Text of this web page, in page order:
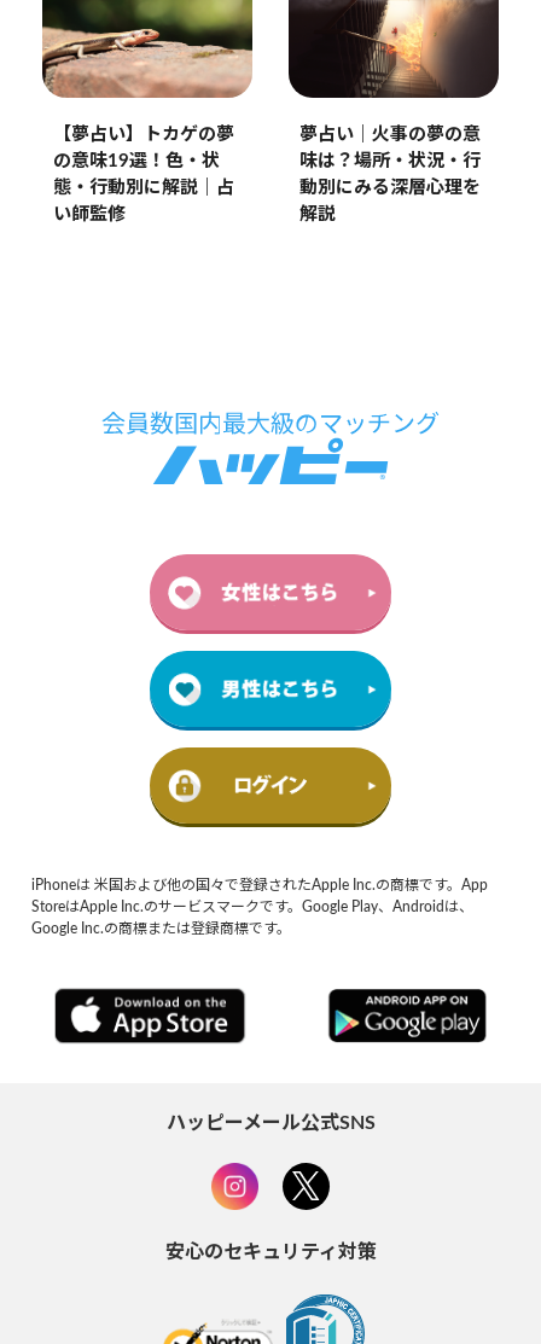
【夢占い】トカゲの夢
の意味19選！色・状
態・行動別に解説｜占
い師監修
夢占い｜火事の夢の意
味は？場所・状況・行
動別にみる深層心理を
解説
iPhoneは 米国および他の国々で登録されたApple Inc.の商標です。App
StoreはApple Inc.のサービスマークです。Google Play、Androidは、
Google Inc.の商標または登録商標です。
ハッピーメール公式SNS
安心のセキュリティ対策